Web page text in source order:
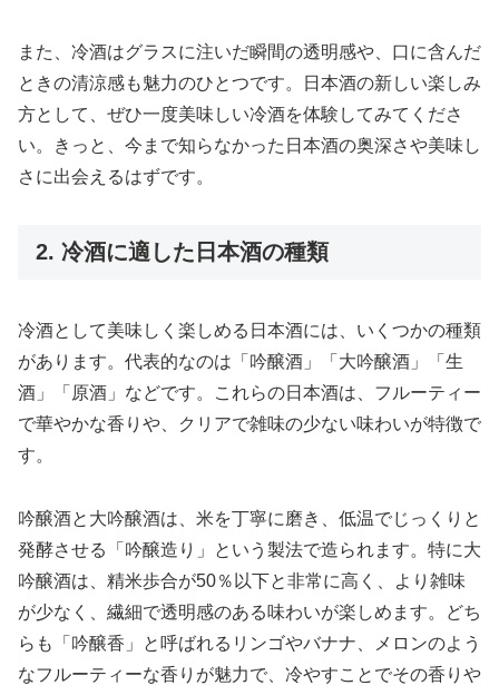
また、冷酒はグラスに注いだ瞬間の透明感や、口に含んだ
ときの清涼感も魅力のひとつです。日本酒の新しい楽しみ
方として、ぜひ一度美味しい冷酒を体験してみてくださ
い。きっと、今まで知らなかった日本酒の奥深さや美味し
さに出会えるはずです。
2. 冷酒に適した日本酒の種類
冷酒として美味しく楽しめる日本酒には、いくつかの種類
があります。代表的なのは「吟醸酒」「大吟醸酒」「生
酒」「原酒」などです。これらの日本酒は、フルーティー
で華やかな香りや、クリアで雑味の少ない味わいが特徴で
す。
吟醸酒と大吟醸酒は、米を丁寧に磨き、低温でじっくりと
発酵させる「吟醸造り」という製法で造られます。特に大
吟醸酒は、精米歩合が50％以下と非常に高く、より雑味
が少なく、繊細で透明感のある味わいが楽しめます。どち
らも「吟醸香」と呼ばれるリンゴやバナナ、メロンのよう
なフルーティーな香りが魅力で、冷やすことでその香りや